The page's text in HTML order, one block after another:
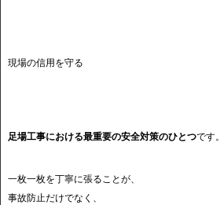
現場の信用を守る
足場工事における最重要の安全対策のひとつです。
一枚一枚を丁寧に張ることが、
事故防止だけでなく、